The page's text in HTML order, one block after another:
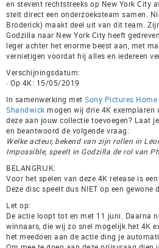
en stevent rechtstreeks op New York City
stelt direct een onderzoeksteam samen.
Broderick) maakt deel uit van dit team.
Godzilla naar New York City heeft
leger achter het enorme beest aan, met
vernietigen voordat hij alles en iedereen
Verschijningsdatum:
∙ Op 4K: 15/05/2019
In samenwerking met Sony Pictures
Shandwick mogen wij drie 4K exemplaren
deze aan jouw collectie toevoegen? Laat
en beantwoord de volgende vraag:
Welke acteur, bekend van zijn rollen in
Impossible, speelt in Godzilla de rol van
BELANGRIJK:
Voor het spelen van deze 4K release is
Deze disc speelt dus NIET op een gewone
Let op:
De actie loopt tot en met 11 juni. Daarna
winnaars, die wij zo snel mogelijk het 4K
het meedoen aan de actie ding je